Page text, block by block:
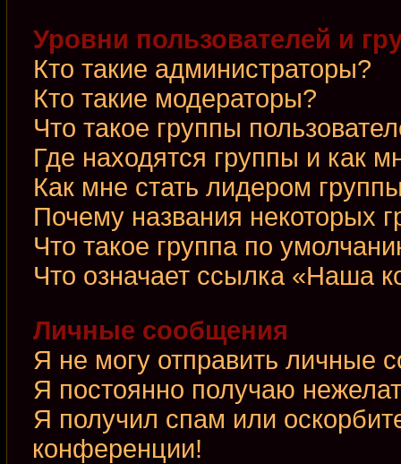
Уровни пользователей и
Кто такие администраторы?
Кто такие модераторы?
Что такое группы
Где находятся группы и как
Как мне стать лидером
Почему названия некоторых
Что такое группа по
Что означает ссылка «Наша
Личные сообщения
Я не могу отправить личные
Я постоянно получаю
Я получил спам или
конференции!